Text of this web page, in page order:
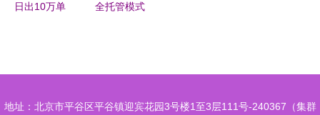
日出10万单
全托管模式
地址：北京市平谷区平谷镇迎宾花园3号楼1至3层111号-240367（集群